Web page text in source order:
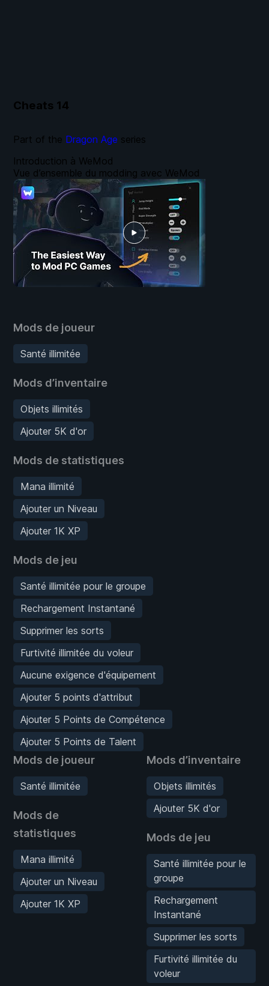
Cheats 14
Mods de joueur
Santé illimitée
Mods d’inventaire
Objets illimités
Ajouter 5K d'or
Mods de statistiques
Mana illimité
Ajouter un Niveau
Ajouter 1K XP
Mods de jeu
Santé illimitée pour le groupe
Rechargement Instantané
Supprimer les sorts
Furtivité illimitée du voleur
Aucune exigence d'équipement
Ajouter 5 points d'attribut
Ajouter 5 Points de Compétence
Ajouter 5 Points de Talent
Mods de joueur
Santé illimitée
Mods de
statistiques
Mana illimité
Ajouter un Niveau
Ajouter 1K XP
Mods d’inventaire
Objets illimités
Ajouter 5K d'or
Mods de jeu
Santé illimitée pour le
groupe
Rechargement
Instantané
Supprimer les sorts
Furtivité illimitée du
voleur
Introduction à WeMod
Vue d’ensemble du modding avec WeMod
Part of the Dragon Age series